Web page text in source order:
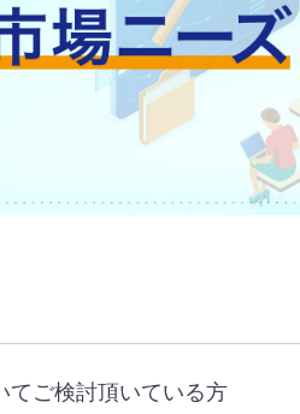
てご検討頂いている方